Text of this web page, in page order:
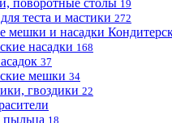
поворотные столы 19
теста и мастики 272
насадки 168
37
мешки 34
гвоздики 22
пыльца 18